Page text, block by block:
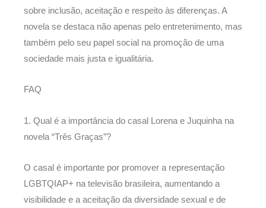
sobre inclusão, aceitação e respeito às diferenças. A
novela se destaca não apenas pelo entretenimento, mas
também pelo seu papel social na promoção de uma
sociedade mais justa e igualitária.
FAQ
1. Qual é a importância do casal Lorena e Juquinha na
novela “Três Graças”?
O casal é importante por promover a representação
LGBTQIAP+ na televisão brasileira, aumentando a
visibilidade e a aceitação da diversidade sexual e de